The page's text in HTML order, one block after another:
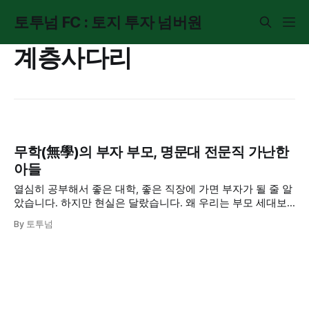
토투넘 FC : 토지 투자 넘버원
계층사다리
무학(無學)의 부자 부모, 명문대 전문직 가난한
아들
열심히 공부해서 좋은 대학, 좋은 직장에 가면 부자가 될 줄 알
았습니다. 하지만 현실은 달랐습니다. 왜 우리는 부모 세대보
하는 구조적 원인을 파헤칩니다.
By 토투넘